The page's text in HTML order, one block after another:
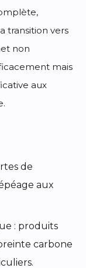
transition vers
non
mais
aux
de
aux
: produits
carbone